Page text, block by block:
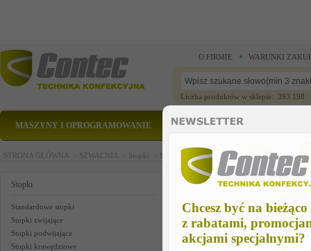
Chcesz być na bieżąco
z rabatami,
akcjami specjalnymi?
O FIRMIE WARUNKI
Liczba produktów w sklepie: 393 198
MASZYNY I OPROGRAMOWANIE CZĘŚCI ZAMIENNE
STRONA GŁÓWNA > SZWALNIA > Stopki > Stopki teflonowe > stopka
Stopki
Standardowe stopki
Stopki zwijające
Stopki podwijające
Stopki krawędziowe
stopka